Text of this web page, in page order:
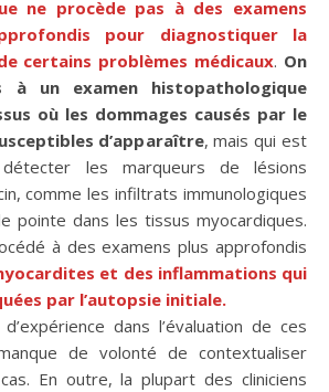
ne procède pas à des examens
pour diagnostiquer la
certains problèmes médicaux. On
à un examen histopathologique
où les dommages causés par le
d’apparaître, mais qui est
les marqueurs de lésions
comme les infiltrats immunologiques
pointe dans les tissus myocardiques.
à des examens plus approfondis
et des inflammations qui
par l’autopsie initiale.
dans l’évaluation de ces
de volonté de contextualiser
En outre, la plupart des cliniciens